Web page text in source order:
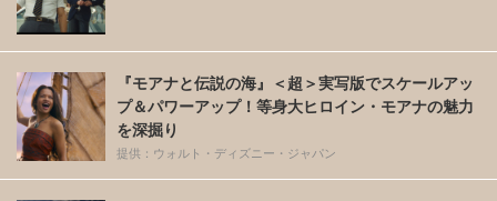
『モアナと伝説の海』＜超＞実写版でスケールアッ
プ＆パワーアップ！等身大ヒロイン・モアナの魅力
を深掘り
提供：ウォルト・ディズニー・ジャパン